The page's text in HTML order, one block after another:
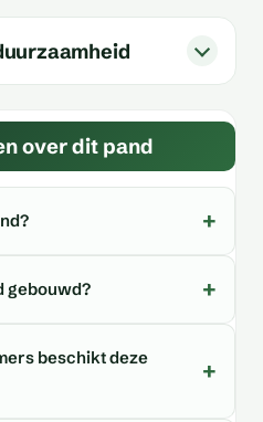
over dit pand
gebouwd?
beschikt deze